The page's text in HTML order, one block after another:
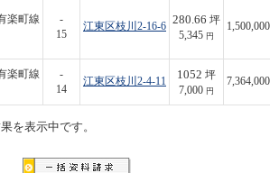
楽町線
-
15
江東区枝川2-16-6
280.66 坪
5,345 円
1,500,000
楽町線
-
14
江東区枝川2-4-11
1052 坪
7,000 円
7,364,000
を表示中です。